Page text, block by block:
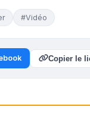
#Vidéo
Copier le